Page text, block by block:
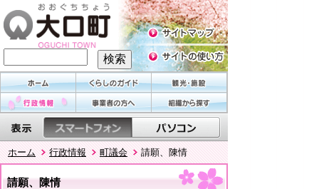
ホーム 行政情報 町議会 請願、陳情
請願、陳情